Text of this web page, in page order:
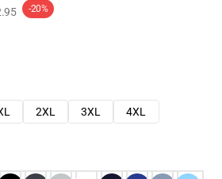
-20%
2XL 3XL
4XL